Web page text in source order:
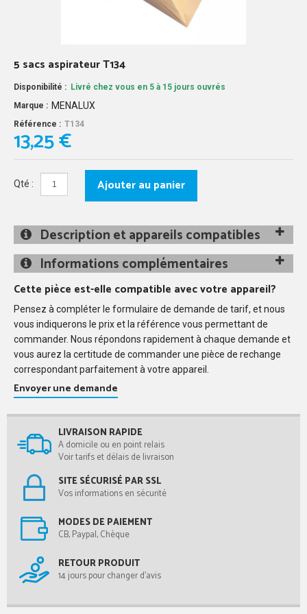
5 sacs aspirateur T134
Disponibilité :
Livré chez vous en 5 à 15 jours ouvrés
Marque : MENALUX
Référence : T134
13,25 €
Qté : Ajouter au panier
Description et appareils compatibles
Informations complémentaires
Cette pièce est-elle compatible avec votre appareil?
Pensez à compléter le formulaire de demande de tarif, et nous
vous indiquerons le prix et la référence vous permettant de
commander. Nous répondons rapidement à chaque demande et
vous aurez la certitude de commander une pièce de rechange
correspondant parfaitement à votre appareil.
Envoyer une demande
LIVRAISON RAPIDE
A domicile ou en point relais
Voir tarifs et délais de livraison
SITE SÉCURISÉ PAR SSL
Vos informations en sécurité
MODES DE PAIEMENT
CB, Paypal, Chèque
RETOUR PRODUIT
14 jours pour changer d'avis